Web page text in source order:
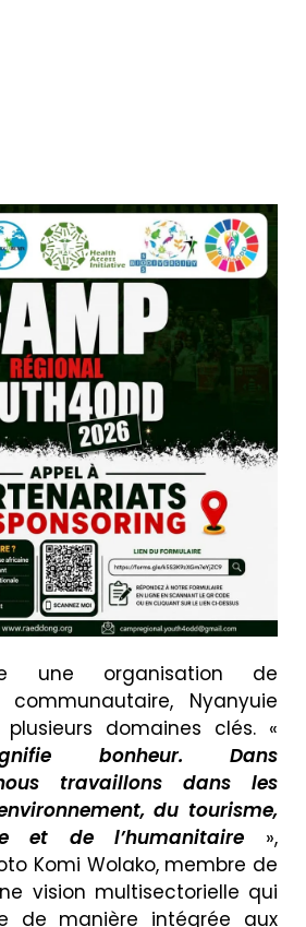
une organisation de
communautaire, Nyanyuie
domaines clés. «
bonheur. Dans
travaillons dans les
du tourisme,
et de l’humanitaire »,
Komi Wolako, membre de
vision multisectorielle qui
de manière intégrée aux